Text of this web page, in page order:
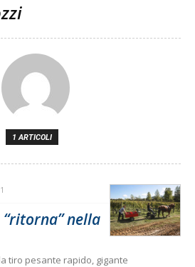
1 ARTICOLI
nella
tiro pesante rapido, gigante